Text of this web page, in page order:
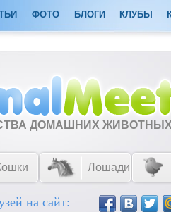
ФОТО БЛОГИ КЛУБЫ
ДОМАШНИХ
Лошади
на сайт: